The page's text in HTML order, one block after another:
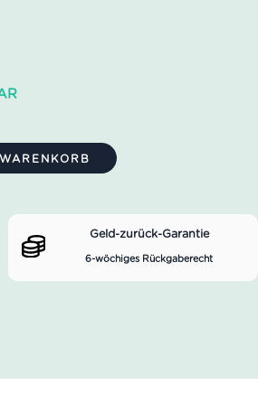
Geld-zurück-Garantie
6-wöchiges Rückgaberecht